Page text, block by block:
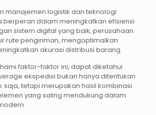
manajemen logistik dan teknologi
berperan dalam meningkatkan efisiensi
sistem digital yang baik, perusahaan
rute pengiriman, mengoptimalkan
akurasi distribusi barang.
faktor-faktor ini, dapat diketahui
ekspedisi bukan hanya ditentukan
saja, tetapi merupakan hasil kombinasi
yang saling mendukung dalam